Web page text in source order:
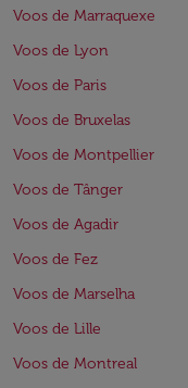
Voos de Marraquexe
Voos de Lyon
Voos de Paris
Voos de Bruxelas
Voos de Montpellier
Voos de Tânger
Voos de Agadir
Voos de Fez
Voos de Marselha
Voos de Lille
Voos de Montreal